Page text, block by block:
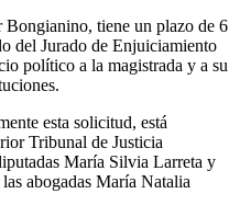
tiene un plazo de 6
del Jurado de Enjuiciamiento
político a la magistrada y a su
esta solicitud, está
Tribunal de Justicia
María Silvia Larreta y
abogadas María Natalia